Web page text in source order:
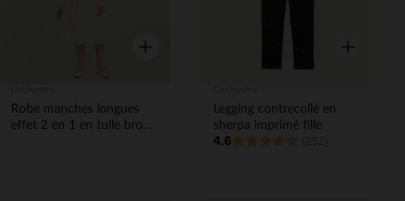
Aperçu rapide
Robe manches longues
effet 2 en 1 en tulle brodé
Aperçu
Legging contrecollé en
sherpa imprimé fille
4.6